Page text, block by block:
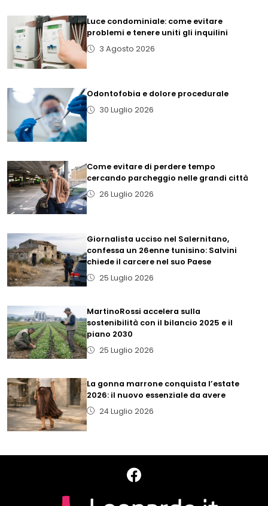
Luce condominiale: come evitare
problemi e tenere uniti gli inquilini
3 Agosto 2026
Odontofobia e dolore procedurale
30 Luglio 2026
Come evitare di perdere tempo
cercando parcheggio nelle grandi città
26 Luglio 2026
Giornalista ucciso nel Salernitano,
confessa un 26enne tunisino: Salvini
chiede il carcere nel suo Paese
25 Luglio 2026
MartinoRossi accelera sulla
sostenibilità con il bilancio 2025 e il
piano 2030
25 Luglio 2026
La gonna marrone conquista l’estate
2026: il nuovo essenziale da avere
24 Luglio 2026